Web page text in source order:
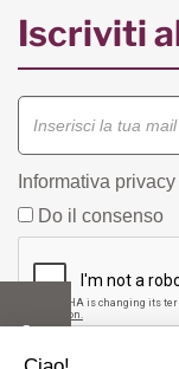
Iscriviti
Informativa privacy
Do il consenso